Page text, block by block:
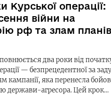
Курської операції:
війни на
рф та злам планів
два роки від
— безпрецедентної за
кампанії, яка перенесла
держави-агресора. Цей крок…